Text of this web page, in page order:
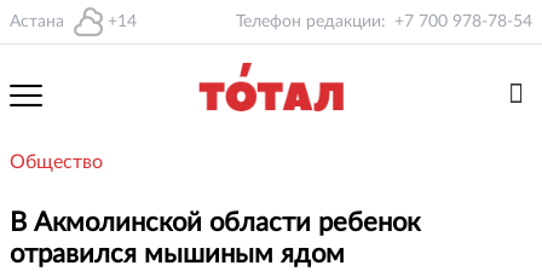
Астана +14 Телефон редакции: +7 700 978-78-54
Общество
В Акмолинской области ребенок
отравился мышиным ядом